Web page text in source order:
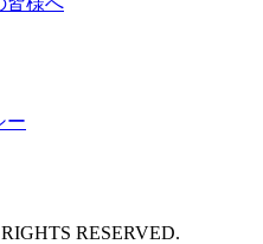
ー
RESERVED.